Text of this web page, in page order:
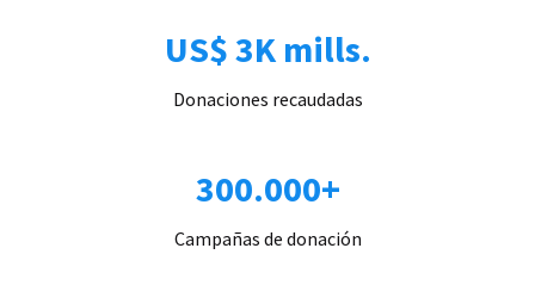
US$ 3K mills.
Donaciones recaudadas
300.000+
Campañas de donación